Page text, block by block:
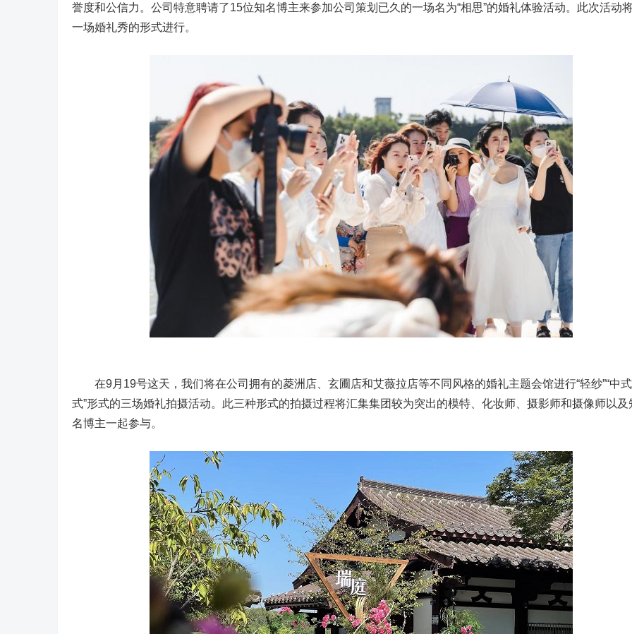
誉度和公信力。公司特意聘请了15位知名博主来参加公司策划已久的一场名为“相思”的婚礼体验活动。此次活动
一场婚礼秀的形式进行。
在9月19号这天，我们将在公司拥有的菱洲店、玄圃店和艾薇拉店等不同风格的婚礼主题会馆进行“轻纱”“中式
式”形式的三场婚礼拍摄活动。此三种形式的拍摄过程将汇集集团较为突出的模特、化妆师、摄影师和摄像师以及
名博主一起参与。